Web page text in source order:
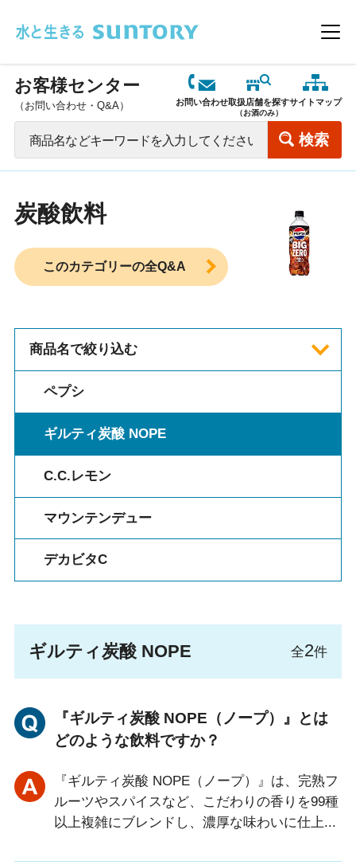
メ
お客様センター
（お問い合わせ・Q&A） お問い合わせ取扱店舗を探す
（お酒のみ）
サイトマップ
炭酸飲料
このカテゴリーの全Q&A
商品名で絞り込む
ペプシ
ギルティ炭酸 NOPE
C.C.レモン
マウンテンデュー
デカビタC
ギルティ炭酸 NOPE 全2件
『ギルティ炭酸 NOPE（ノープ）』とは
どのような飲料ですか？
『ギルティ炭酸 NOPE（ノープ）』は、完熟フ
ルーツやスパイスなど、こだわりの香りを99種
以上複雑にブレンドし、濃厚な味わいに仕上...